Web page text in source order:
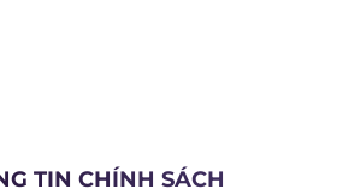
TIN CHÍNH SÁCH